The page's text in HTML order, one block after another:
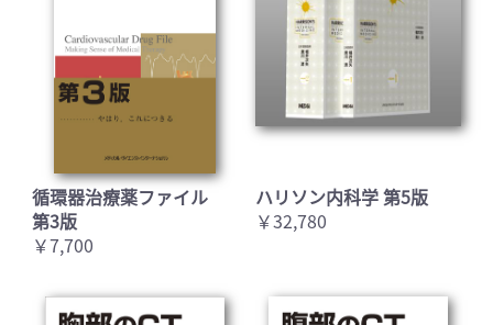
循環器治療薬ファイル
第3版
￥7,700
ハリソン内科学 第5版
￥32,780